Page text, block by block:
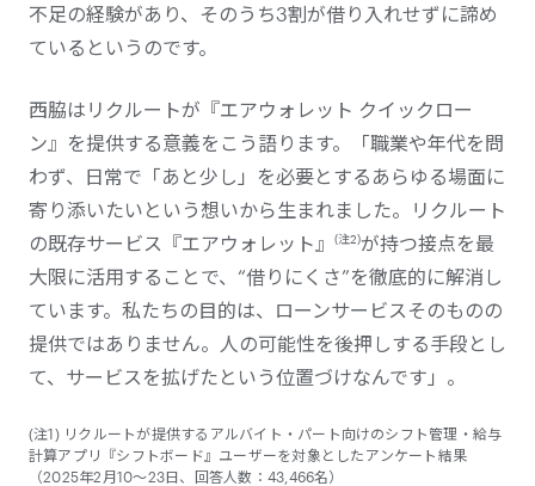
不足の経験があり、そのうち3割が借り入れせずに諦め
ているというのです。
西脇はリクルートが『エアウォレット クイックロー
ン』を提供する意義をこう語ります。「職業や年代を問
わず、日常で「あと少し」を必要とするあらゆる場面に
寄り添いたいという想いから生まれました。リクルート
の既存サービス『エアウォレット』
(注2)が持つ接点を最
大限に活用することで、“借りにくさ”を徹底的に解消し
ています。私たちの目的は、ローンサービスそのものの
提供ではありません。人の可能性を後押しする手段とし
て、サービスを拡げたという位置づけなんです」。
(注1) リクルートが提供するアルバイト・パート向けのシフト管理・給与
計算アプリ『シフトボード』ユーザーを対象としたアンケート結果
（2025年2月10～23日、回答人数：43,466名）